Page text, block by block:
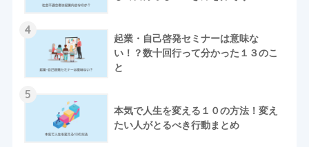
4
起業・自己啓発セミナーは意味な
い！？数十回行って分かった１３のこ
と
5
本気で人生を変える１０の方法！変え
たい人がとるべき行動まとめ